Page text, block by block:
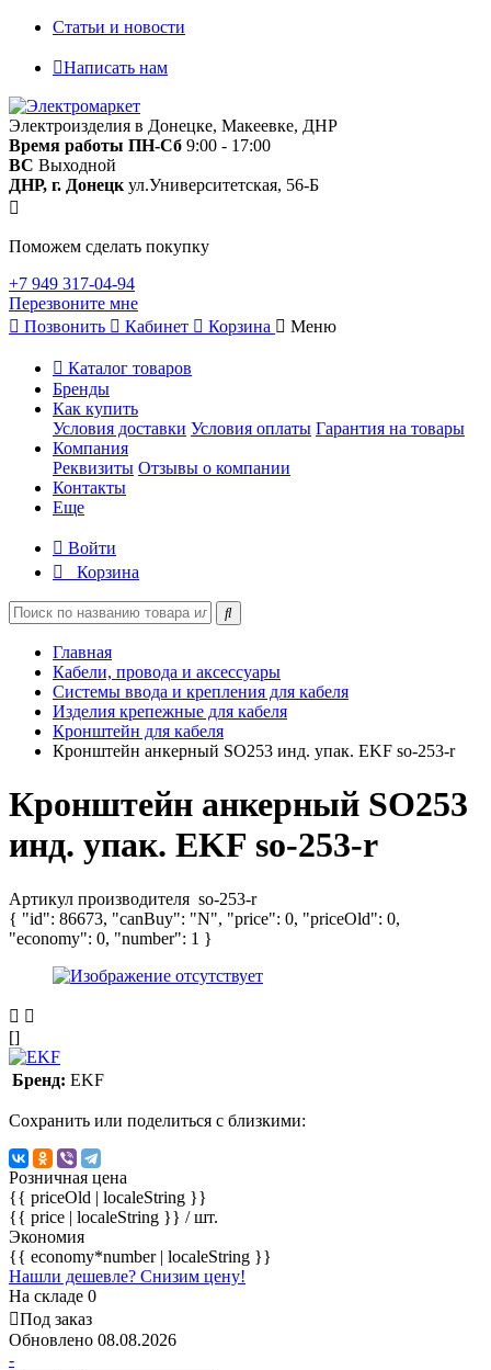
Статьи и новости
Написать нам
Электроизделия в Донецке, Макеевке, ДНР
Время работы ПН-Сб 9:00 - 17:00
ВС Выходной
ДНР, г. Донецк ул.Университетская, 56-Б
Поможем сделать покупку
+7 949 317-04-94
Перезвоните мне
Позвонить
Кабинет Корзина Меню
Каталог товаров
Бренды
Как купить
Условия доставки Условия оплаты Гарантия на товары
Компания
Реквизиты Отзывы о компании
Контакты
Еще
Войти
Корзина
Главная
Кабели, провода и аксессуары
Системы ввода и крепления для кабеля
Изделия крепежные для кабеля
Кронштейн для кабеля
Кронштейн анкерный SO253 инд. упак. EKF so-253-r
Кронштейн анкерный SO253
инд. упак. EKF so-253-r
Артикул производителя so-253-r
{ "id": 86673, "canBuy": "N", "price": 0, "priceOld": 0,
"economy": 0, "number": 1 }
[]
Бренд: EKF
Сохранить или поделиться с близкими:
Розничная цена
{{ priceOld | localeString }}
{{ price | localeString }} / шт.
Экономия
{{ economy*number | localeString }}
Нашли дешевле? Снизим цену!
На складе 0
Под заказ
Обновлено 08.08.2026
-